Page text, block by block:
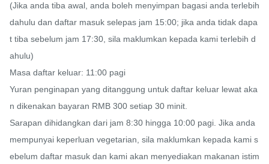
(Jika anda tiba awal, anda boleh menyimpan bagasi anda terlebih
dahulu dan daftar masuk selepas jam 15:00; jika anda tidak dapa
t tiba sebelum jam 17:30, sila maklumkan kepada kami terlebih d
ahulu)
Masa daftar keluar: 11:00 pagi
Yuran penginapan yang ditanggung untuk daftar keluar lewat aka
n dikenakan bayaran RMB 300 setiap 30 minit.
Sarapan dihidangkan dari jam 8:30 hingga 10:00 pagi. Jika anda
mempunyai keperluan vegetarian, sila maklumkan kepada kami s
ebelum daftar masuk dan kami akan menyediakan makanan istim